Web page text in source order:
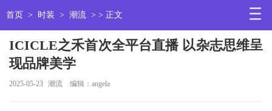
首页 > 时装 > 潮流 > > 正文
ICICLE之禾首次全平台直播 以杂志思维呈
现品牌美学
2025-05-23 潮流 编辑：angela